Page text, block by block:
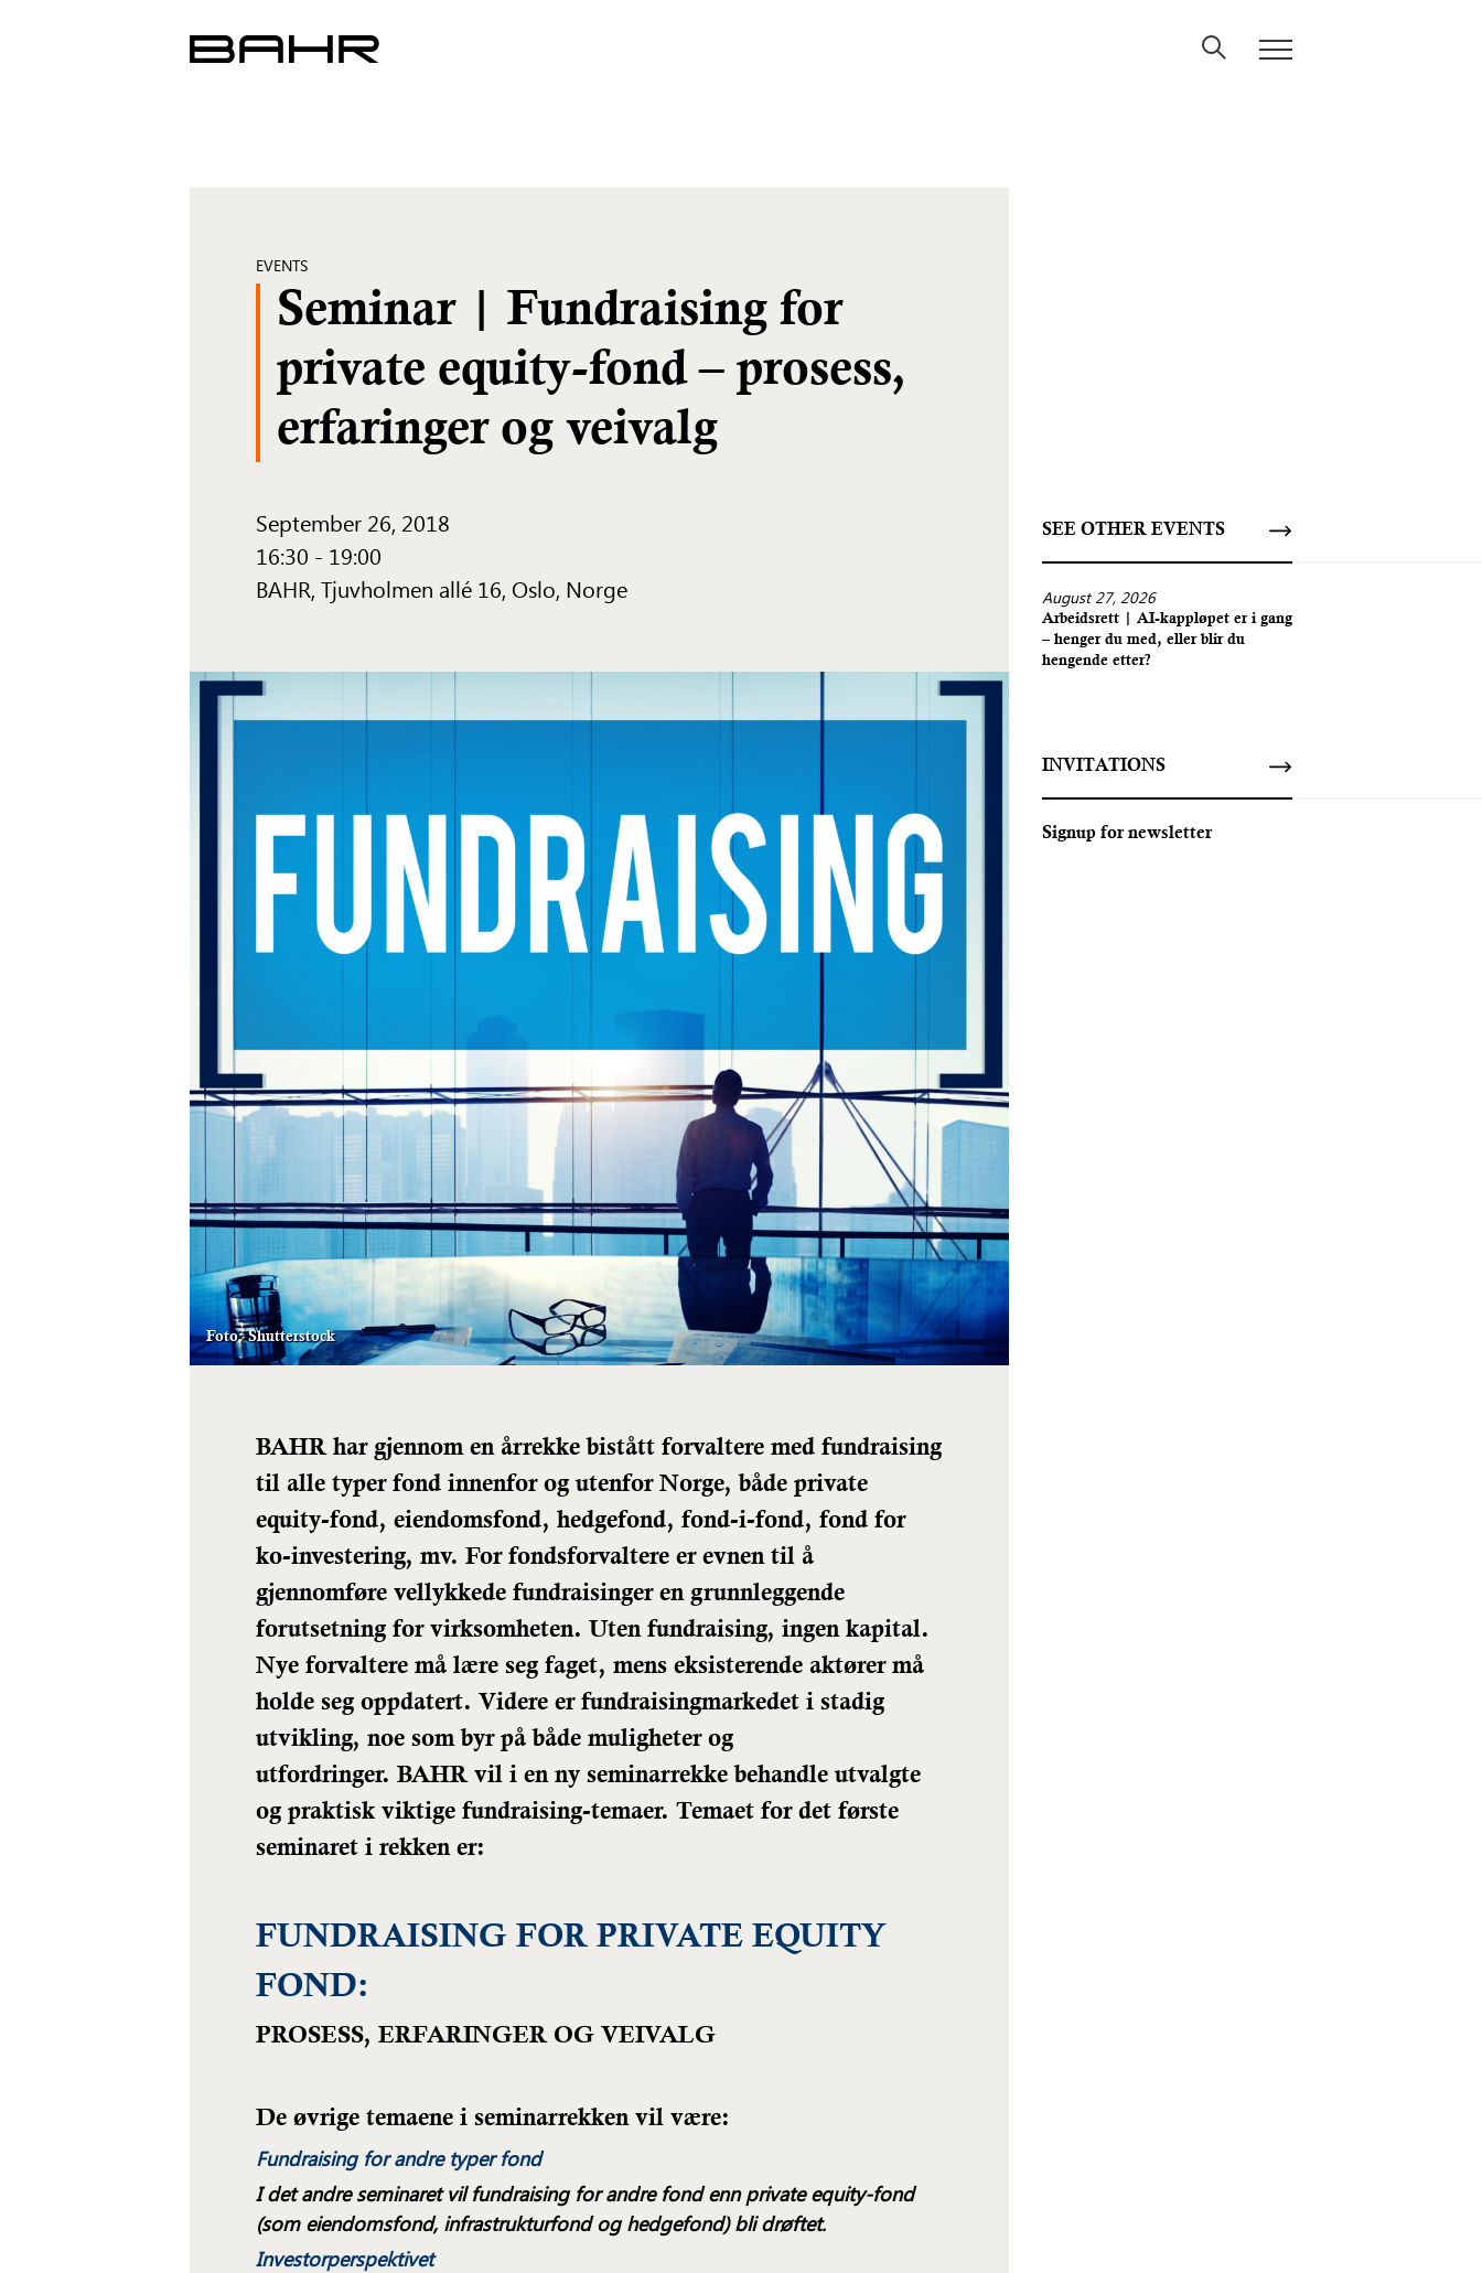
EVENTS
Seminar | Fundraising for
private equity-fond – prosess,
erfaringer og veivalg
September 26, 2018
16:30 - 19:00
BAHR, Tjuvholmen allé 16, Oslo, Norge
Foto: Shutterstock
BAHR har gjennom en årrekke bistått forvaltere med fundraising
til alle typer fond innenfor og utenfor Norge, både private
equity-fond, eiendomsfond, hedgefond, fond-i-fond, fond for
ko-investering, mv. For fondsforvaltere er evnen til å
gjennomføre vellykkede fundraisinger en grunnleggende
forutsetning for virksomheten. Uten fundraising, ingen kapital.
Nye forvaltere må lære seg faget, mens eksisterende aktører må
holde seg oppdatert. Videre er fundraisingmarkedet i stadig
utvikling, noe som byr på både muligheter og
utfordringer. BAHR vil i en ny seminarrekke behandle utvalgte
og praktisk viktige fundraising-temaer. Temaet for det første
seminaret i rekken er:
FUNDRAISING FOR PRIVATE EQUITY
FOND:
PROSESS, ERFARINGER OG VEIVALG
De øvrige temaene i seminarrekken vil være:
Fundraising for andre typer fond
I det andre seminaret vil fundraising for andre fond enn private equity-fond
(som eiendomsfond, infrastrukturfond og hedgefond) bli drøftet.
Investorperspektivet
SEE OTHER EVENTS
August 27, 2026
Arbeidsrett | AI-kappløpet er i gang
– henger du med, eller blir du
hengende etter?
INVITATIONS
Signup for newsletter